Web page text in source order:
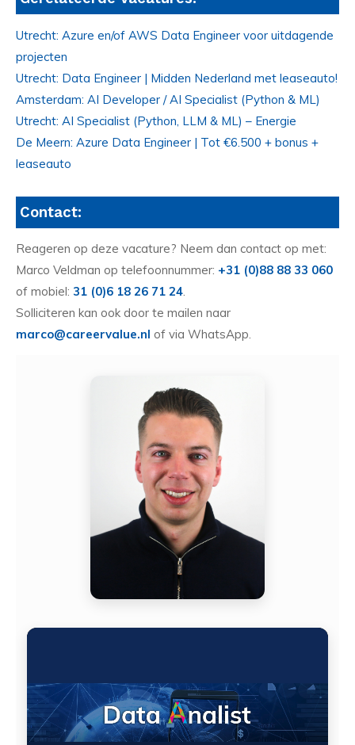
Utrecht: Azure en/of AWS Data Engineer voor uitdagende
projecten
Utrecht: Data Engineer | Midden Nederland met leaseauto!
Amsterdam: AI Developer / AI Specialist (Python & ML)
Utrecht: AI Specialist (Python, LLM & ML) – Energie
De Meern: Azure Data Engineer | Tot €6.500 + bonus +
leaseauto
Contact:
Reageren op deze vacature? Neem dan contact op met:
Marco Veldman op telefoonnummer: +31 (0)88 88 33 060
of mobiel: 31 (0)6 18 26 71 24.
Solliciteren kan ook door te mailen naar
marco@careervalue.nl of via WhatsApp.